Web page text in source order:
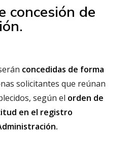
concesión de
concedidas de forma
solicitantes que reúnan
según el orden de
en el registro